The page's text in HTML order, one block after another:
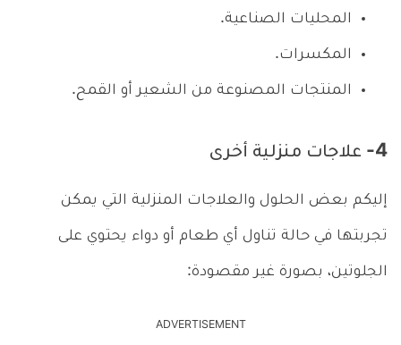
المحليات الصناعية.
المكسرات.
المنتجات المصنوعة من الشعير أو القمح.
4- علاجات منزلية أخرى
إليكم بعض الحلول والعلاجات المنزلية التي يمكن
تجربتها في حالة تناول أي طعام أو دواء يحتوي على
الجلوتين، بصورة غير مقصودة:
ADVERTISEMENT